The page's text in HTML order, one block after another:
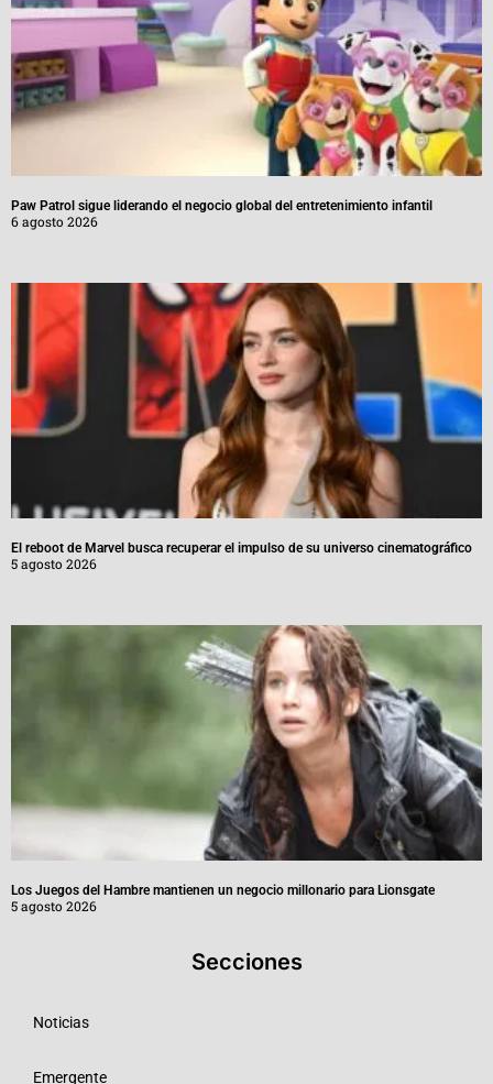
Paw Patrol sigue liderando el negocio global del entretenimiento infantil
6 agosto 2026
El reboot de Marvel busca recuperar el impulso de su universo cinematográfico
5 agosto 2026
Los Juegos del Hambre mantienen un negocio millonario para Lionsgate
5 agosto 2026
Secciones
Noticias
Emergente